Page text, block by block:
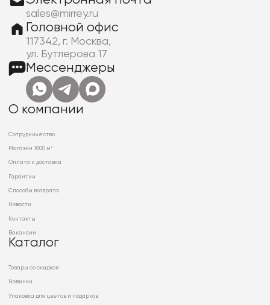
sales@mirrey.ru
Головной офис
117342, г. Москва,
ул. Бутлерова 17
Мессенджеры
О компании
Сотрудничество
Магазин 1000 м²
Оплата и доставка
Гарантии
Способы возврата
Новости
Контакты
Вакансии
Каталог
Товары со скидкой
Новинки
Упаковка для цветов и подарков